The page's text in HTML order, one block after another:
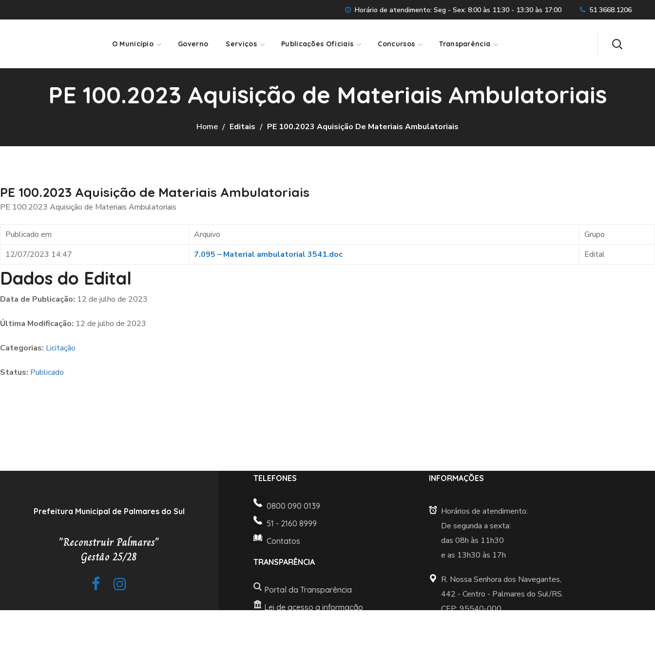
Horário de atendimento: Seg - Sex: 8:00 às 11:30 - 13:30 às 17:00 51 3668.1206
O Município Governo Serviços Publicações Oficiais Concursos Transparência
PE 100.2023 Aquisição de Materiais Ambulatoriais
Home Editais PE 100.2023 Aquisição De Materiais Ambulatoriais
PE 100.2023 Aquisição de Materiais Ambulatoriais
PE 100.2023 Aquisição de Materiais Ambulatoriais
Publicado em Arquivo
Grupo
12/07/2023 14:47
7.095 – Material ambulatorial 3541.doc Edital
Dados do Edital
Data de Publicação: 12 de julho de 2023
Última Modificação: 12 de julho de 2023
Categorias: Licitação
Status: Publicado
Prefeitura Municipal de Palmares do Sul
"Reconstruir Palmares"
Gestão 25/28
TELEFONES
0800 090 0139
51 - 2160 8999
Contatos
TRANSPARÊNCIA
Portal da Transparência
Lei de acesso a informação
INFORMAÇÕES
Horários de atendimento:
De segunda a sexta:
das 08h às 11h30
e as 13h30 às 17h
R. Nossa Senhora dos Navegantes,
442 -Centro - Palmares do Sul/RS.
CEP: 95540-000